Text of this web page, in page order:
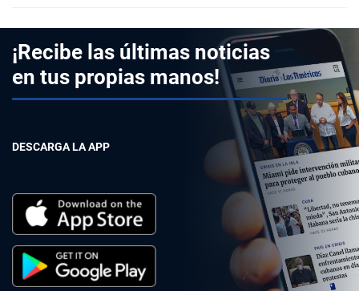
¡Recibe las últimas noticias
en tus propias manos!
DESCARGA LA APP